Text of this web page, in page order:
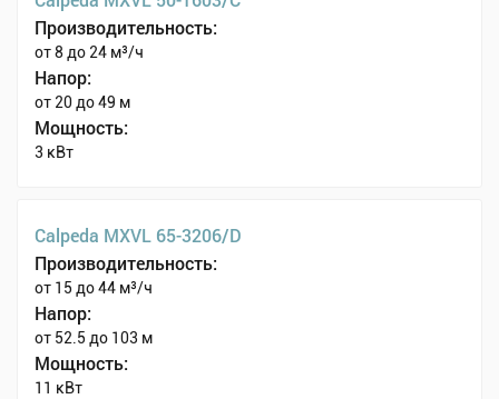
Производительность:
от 8 до 24 м³/ч
Напор:
от 20 до 49 м
Мощность:
3 кВт
Calpeda MXVL 65-3206/D
Производительность:
от 15 до 44 м³/ч
Напор:
от 52.5 до 103 м
Мощность:
11 кВт